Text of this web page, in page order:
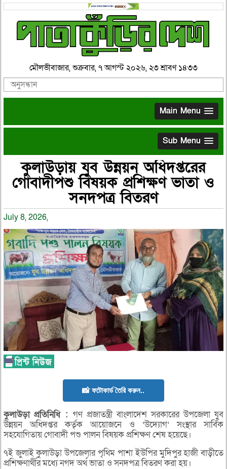
মৌলভীবাজার, শুক্রবার, ৭ আগস্ট ২০২৬, ২৩ শ্রাবণ ১৪৩৩
Main Menu
Sub Menu
কুলাউড়ায় যুব উন্নয়ন অধিদপ্তরের
গোবাদীপশু বিষয়ক প্রশিক্ষণ ভাতা ও
সনদপত্র বিতরণ
July 8, 2026,
📸 ফটোকার্ড তৈরি করুন..
কুলাউড়া প্রতিনিধি: গণ প্রজাতন্ত্রী বাংলাদেশ সরকারের উপজেলা যুব
উন্নয়ন অধিদপ্তর কর্তৃক আয়োজনে ও ‘উদ্যোগ’ সংস্থার সার্বিক
সহযোগিতায় গোবাদী পশু পালন বিষয়ক প্রশিক্ষণ শেষ হয়েছে।
৭ই জুলাই কুলাউড়া উপজেলার পৃথিম পাশা ইউপির মুদিপুর হাজী বাড়ীতে
প্রশিক্ষণার্থীর মধ্যে নগদ অর্থ ভাতা ও সনদপত্র বিতরণ করা হয়।